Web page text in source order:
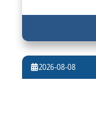
2026-08-08